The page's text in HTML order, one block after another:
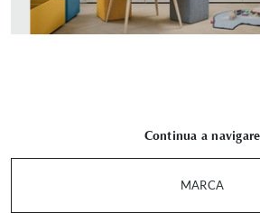
Continua a navigare
MARCA